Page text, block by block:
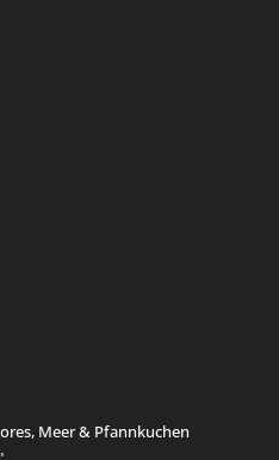
Meer & Pfannkuchen